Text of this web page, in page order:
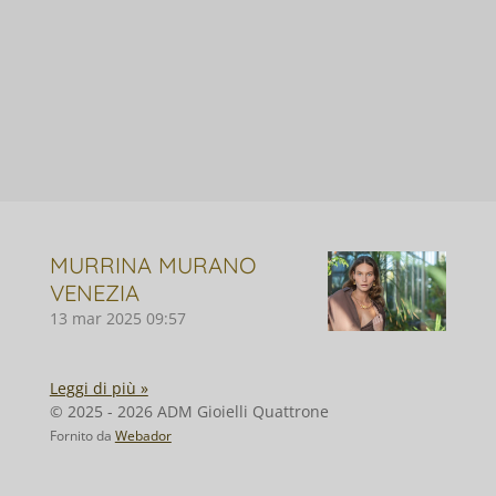
MURRINA MURANO
VENEZIA
13 mar 2025 09:57
Leggi di più »
© 2025 - 2026 ADM Gioielli Quattrone
Fornito da Webador